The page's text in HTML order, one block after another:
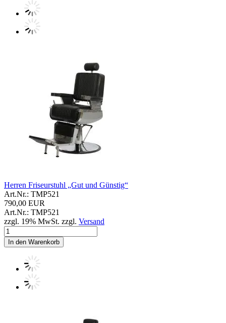
Herren Friseurstuhl „Gut und Günstig“
Art.Nr.: TMP521
790,00 EUR
Art.Nr.: TMP521
zzgl. 19% MwSt. zzgl. Versand
In den Warenkorb